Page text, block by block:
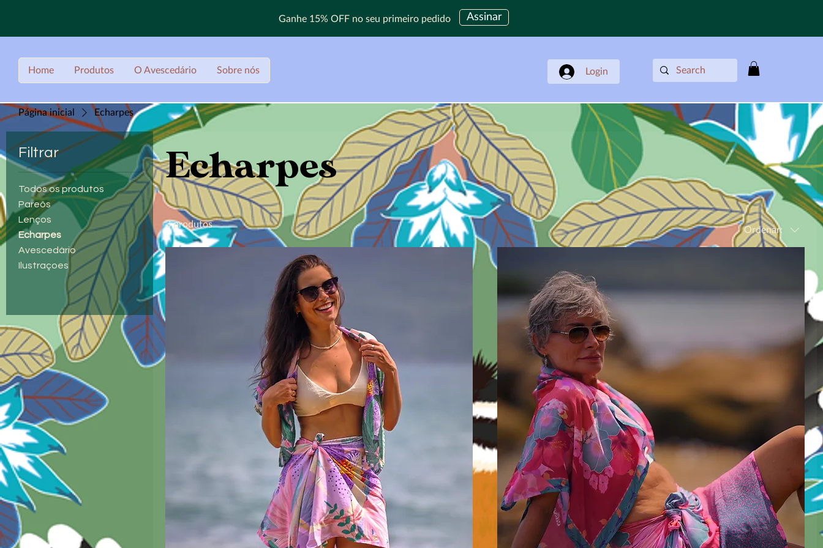
Ganhe 15% OFF no seu primeiro pedido Assinar
Home Produtos O Avescedário Sobre nós Login
Página inicial Echarpes
Filtrar
Todos os produtos
Pareôs
Lenços
Echarpes
Avescedário
Ilustraçoes
Echarpes
3 produtos
Ordenar: